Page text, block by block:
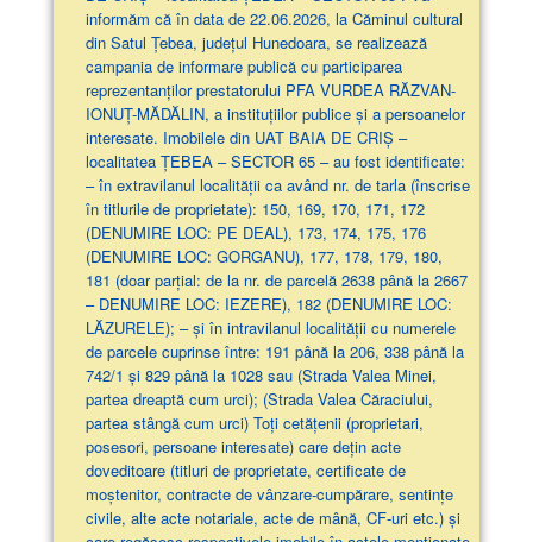
informăm că în data de 22.06.2026, la Căminul cultural
din Satul Țebea, județul Hunedoara, se realizează
campania de informare publică cu participarea
reprezentanților prestatorului PFA VURDEA RĂZVAN-
IONUȚ-MĂDĂLIN, a instituțiilor publice și a persoanelor
interesate. Imobilele din UAT BAIA DE CRIȘ –
localitatea ȚEBEA – SECTOR 65 – au fost identificate:
– în extravilanul localităţii ca având nr. de tarla (înscrise
în titlurile de proprietate): 150, 169, 170, 171, 172
(DENUMIRE LOC: PE DEAL), 173, 174, 175, 176
(DENUMIRE LOC: GORGANU), 177, 178, 179, 180,
181 (doar parţial: de la nr. de parcelă 2638 până la 2667
– DENUMIRE LOC: IEZERE), 182 (DENUMIRE LOC:
LĂZURELE); – și în intravilanul localității cu numerele
de parcele cuprinse între: 191 până la 206, 338 până la
742/1 și 829 până la 1028 sau (Strada Valea Minei,
partea dreaptă cum urci); (Strada Valea Căraciului,
partea stângă cum urci) Toți cetățenii (proprietari,
posesori, persoane interesate) care dețin acte
doveditoare (titluri de proprietate, certificate de
moștenitor, contracte de vânzare-cumpărare, sentințe
civile, alte acte notariale, acte de mână, CF-uri etc.) și